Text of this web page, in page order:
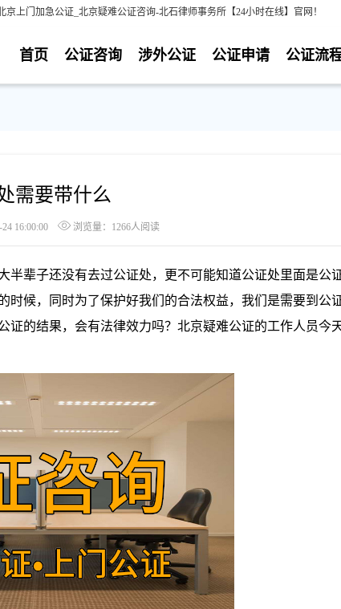
上门加急公证_北京疑难公证咨询-北石律师事务所【24小时在线】官网！
公证流
公证申请
涉外公证
公证咨询
首页
需要带什么
16:00:00 浏览量：1266人阅读
辈子还没有去过公证处，更不可能知道公证处里面是公
时候，同时为了保护好我们的合法权益，我们是需要到公
证的结果，会有法律效力吗？北京疑难公证的工作人员今